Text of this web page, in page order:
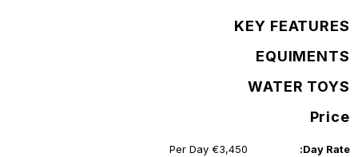
KEY FEATURES
EQUIMENTS
WATER TOYS
Price
Day Rate:
€3,450 Per Day